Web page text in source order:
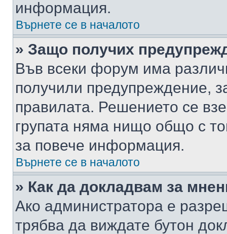
информация.
Върнете се в началото
» Защо получих
Във всеки форум има
получили предупреждение,
правилата. Решението се
групата няма нищо общо с
за повече информация.
Върнете се в началото
» Как да докладвам за
Ако администратора е
трябва да виждате бутон